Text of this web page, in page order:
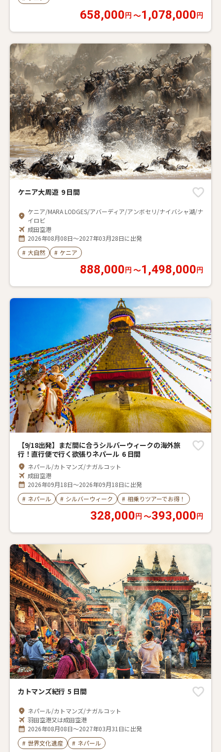
658,000 円 〜1,078,000 円
ケニア大周遊 9 日間
ケニア/MARA LODGES/アバーディア/アンボセリ/ナイバシャ湖/ナ
イロビ
成田空港
2026年08月08日～2027年03月28日に出発
# 大自然 # ケニア
888,000 円 〜1,498,000 円
【9/18出発】まだ間に合うシルバーウィークの海外旅
行！直行便で行く欲張りネパール 6 日間
ネパール/カトマンズ/ナガルコット
成田空港
2026年09月18日～2026年09月18日に出発
# ネパール # シルバーウィーク # 相乗りツアーでお得！
328,000 円 〜393,000 円
カトマンズ紀行 5 日間
ネパール/カトマンズ/ナガルコット
羽田空港又は成田空港
2026年08月08日～2027年03月31日に出発
# 世界文化遺産 # ネパール